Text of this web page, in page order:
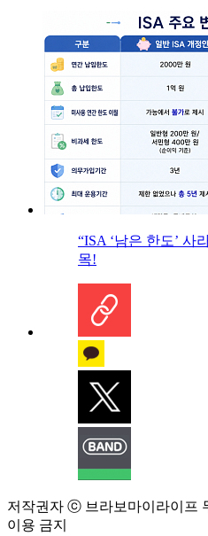
“ISA ‘남은 한도’ 사
목!
저작권자 ⓒ 브라보마이라이프
이용 금지